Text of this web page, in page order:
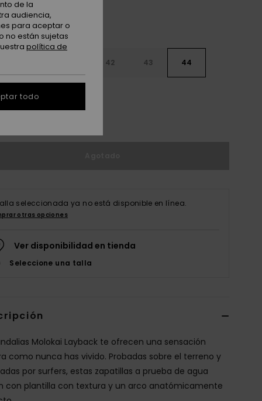
42 43 44
46
seleccionada ya no está disponible en línea.
otras opciones
Ver disponibilidad en tienda
Seleccione una talla
Molokai Layback te ofrecen una sensación
como nunca has vivido. Probadas sobre el terreno y
por surfers, estas zapatillas a prueba de agua
con plantilla con textura y un arco anatómicamente
de la
audiencia,
para aceptar o
no están sujetas
política de
todo